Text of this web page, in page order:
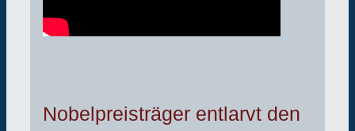
Nobelpreisträger entlarvt den